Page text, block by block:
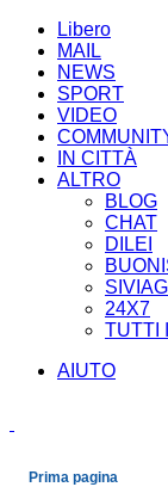
Libero
MAIL
NEWS
SPORT
VIDEO
IN CITTÀ
ALTRO
BLOG
CHAT
DILEI
24X7
TUTTI
AIUTO
Prima pagina